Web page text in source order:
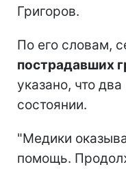
Григоров.
По его словам,
пострадавших
указано, что
состоянии.
"Медики
помощь.